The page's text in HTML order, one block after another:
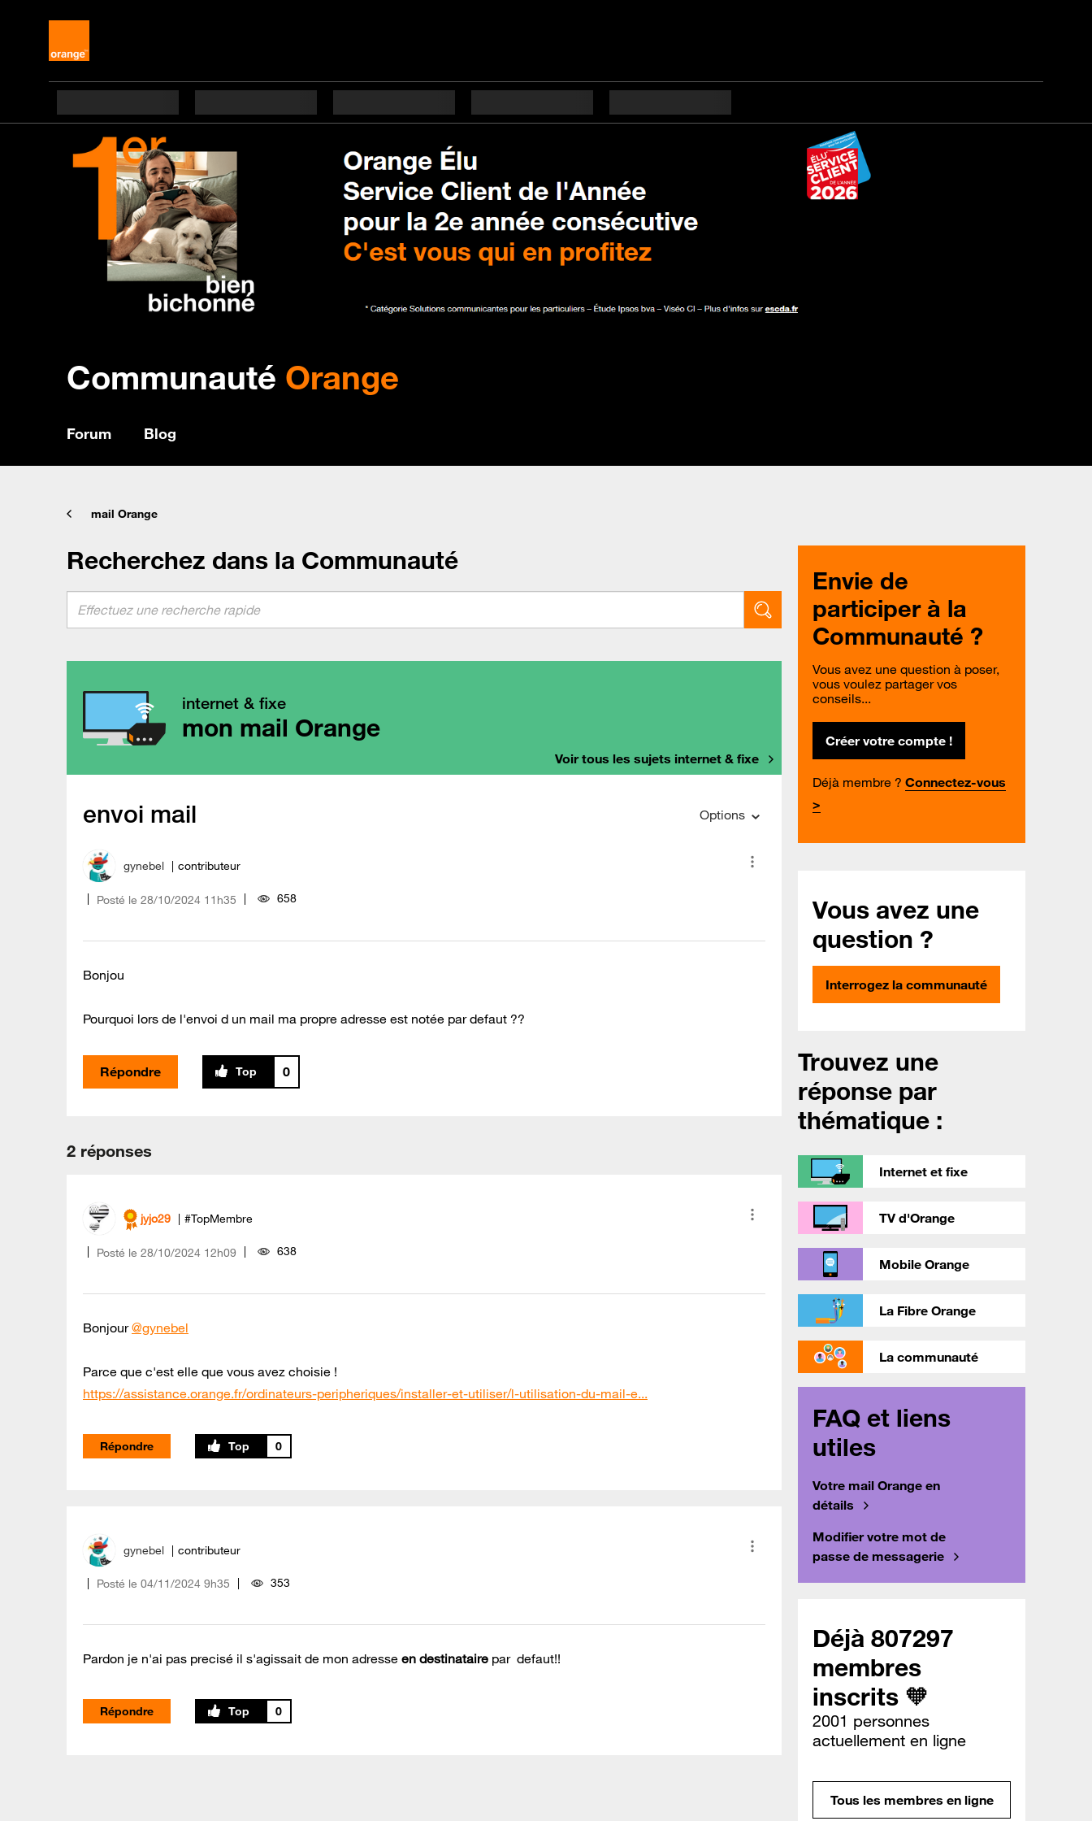
Communauté Orange
Forum Blog
mail Orange
Recherchez dans la Communauté
internet & fixe
mon mail Orange
Voir tous les sujets internet & fixe
envoi mail Options
gynebel contributeur
Posté le ‎28/10/2024 11h35 658
Bonjou
Pourquoi lors de l'envoi d un mail ma propre adresse est notée par defaut ??
Répondre 0
2 réponses
jyjo29 #TopMembre
Posté le ‎28/10/2024 12h09 638
Bonjour@gynebel
Parce que c'est elle que vous avez choisie !
https://assistance.orange.fr/ordinateurs-peripheriques/installer-et-utiliser/l-utilisation-du-mail-e...
Répondre 0
gynebel contributeur
Posté le ‎04/11/2024 9h35 353
Pardon je n'ai pas precisé il s'agissait de mon adresse en destinataire par defaut!!
Répondre 0
Envie de
participer à la
Communauté ?
Vous avez une question à poser,
vous voulez partager vos
conseils...
Créer votre compte !
Déjà membre ? Connectez-vous
>
Vous avez une
question ?
Interrogez la communauté
Trouvez une
réponse par
thématique :
Internet et fixe
TV d'Orange
Mobile Orange
La Fibre Orange
La communauté
FAQ et liens
utiles
Votre mail Orange en
détails
Modifier votre mot de
passe de messagerie
Déjà 807297
membres
inscrits 🧡
2001 personnes
actuellement en ligne
Tous les membres en ligne